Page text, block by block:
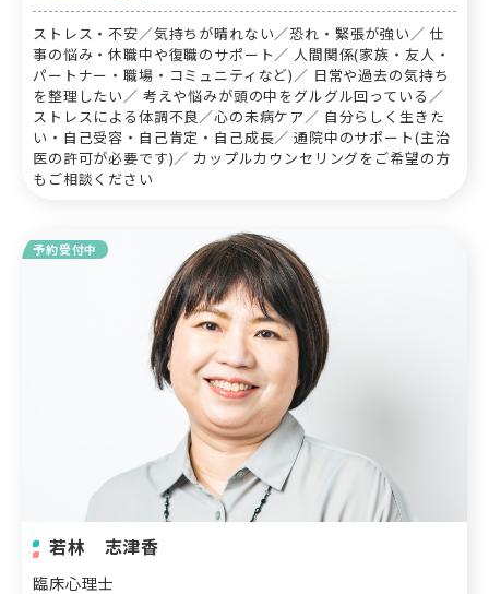
ストレス・不安／気持ちが晴れない／恐れ・緊張が強い／ 仕
事の悩み・休職中や復職のサポート／ 人間関係(家族・友人・
パートナー・職場・コミュニティなど)／ 日常や過去の気持ち
を整理したい／ 考えや悩みが頭の中をグルグル回っている／
ストレスによる体調不良／心の未病ケア／ 自分らしく生きた
い・自己受容・自己肯定・自己成長／ 通院中のサポート(主治
医の許可が必要です)／ カップルカウンセリングをご希望の方
もご相談ください
予約受付中
若林 志津香
臨床心理士